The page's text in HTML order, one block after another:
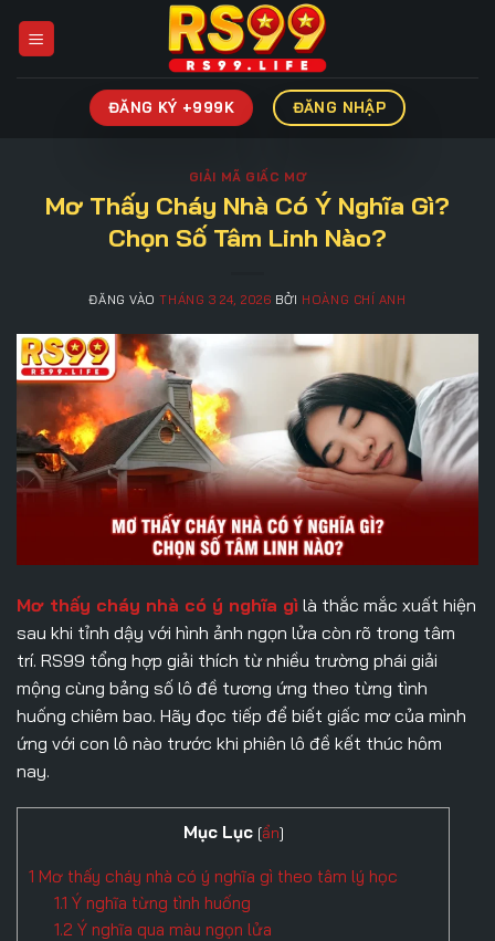
ĐĂNG KÝ +999K ĐĂNG NHẬP
GIẢI MÃ GIẤC MƠ
Mơ Thấy Cháy Nhà Có Ý Nghĩa Gì?
Chọn Số Tâm Linh Nào?
ĐĂNG VÀOTHÁNG 3 24, 2026 BỞI HOÀNG CHÍ ANH
Mơ thấy cháy nhà có ý nghĩa gì là thắc mắc xuất hiện
sau khi tỉnh dậy với hình ảnh ngọn lửa còn rõ trong tâm
trí. RS99 tổng hợp giải thích từ nhiều trường phái giải
mộng cùng bảng số lô đề tương ứng theo từng tình
huống chiêm bao. Hãy đọc tiếp để biết giấc mơ của mình
ứng với con lô nào trước khi phiên lô đề kết thúc hôm
nay.
Mục Lục [ẩn]
1 Mơ thấy cháy nhà có ý nghĩa gì theo tâm lý học
1.1 Ý nghĩa từng tình huống
1.2 Ý nghĩa qua màu ngọn lửa